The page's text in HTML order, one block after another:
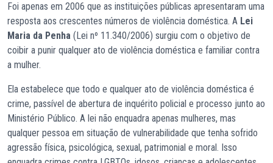
Foi apenas em 2006 que as instituições públicas apresentaram uma
resposta aos crescentes números de violência doméstica. A Lei
Maria da Penha (Lei nº 11.340/2006) surgiu com o objetivo de
coibir a punir qualquer ato de violência doméstica e familiar contra
a mulher.
Ela estabelece que todo e qualquer ato de violência doméstica é
crime, passível de abertura de inquérito policial e processo junto ao
Ministério Público. A lei não enquadra apenas mulheres, mas
qualquer pessoa em situação de vulnerabilidade que tenha sofrido
agressão física, psicológica, sexual, patrimonial e moral. Isso